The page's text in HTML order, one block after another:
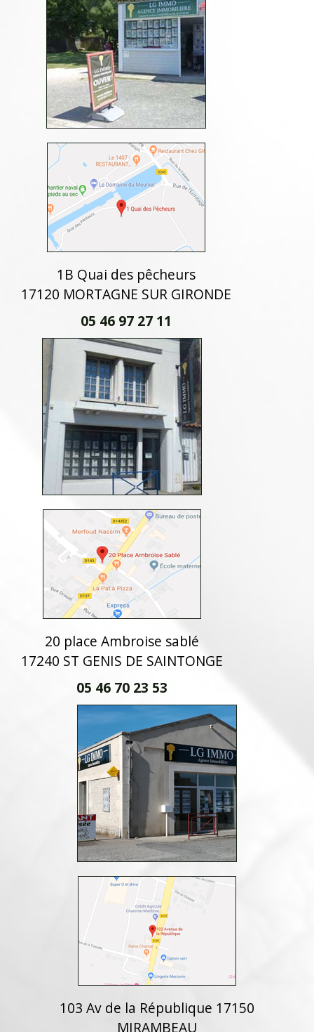
1B Quai des pêcheurs
17120 MORTAGNE SUR GIRONDE
05 46 97 27 11
20 place Ambroise sablé
17240 ST GENIS DE SAINTONGE
05 46 70 23 53
103 Av de la République 17150
MIRAMBEAU